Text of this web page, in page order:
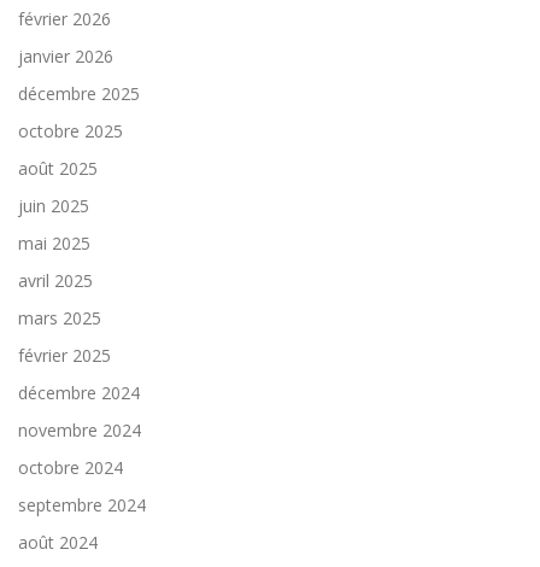
février 2026
janvier 2026
décembre 2025
octobre 2025
août 2025
juin 2025
mai 2025
avril 2025
mars 2025
février 2025
décembre 2024
novembre 2024
octobre 2024
septembre 2024
août 2024